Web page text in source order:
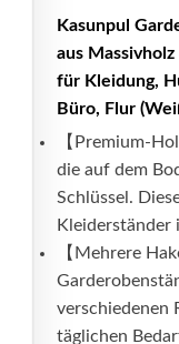
Kasunpul
aus
für Kleidung,
Büro, Flur
【Premium-
die auf dem
Schlüssel.
Kleiderständer
【Mehrere
verschiedenen
täglichen